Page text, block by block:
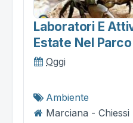
Laboratori E
Estate Nel
Oggi
Ambiente
Marciana - Chiessi